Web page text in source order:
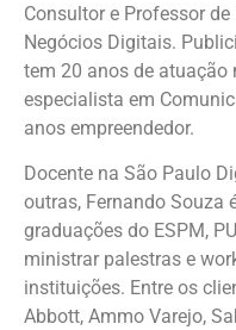
Consultor e Professor
Negócios Digitais.
tem 20 anos de atuação
especialista em
anos empreendedor.
Docente na São Paulo
outras, Fernando Souza
graduações do ESPM,
ministrar palestras e
instituições. Entre os
Abbott, Ammo Varejo,